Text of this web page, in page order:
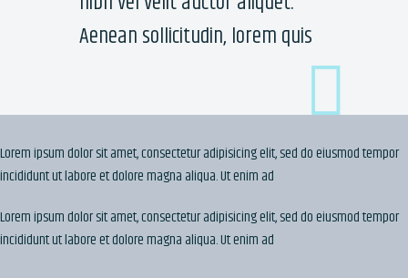
Aenean sollicitudin, lorem quis
Lorem ipsum dolor sit amet, consectetur adipisicing elit, sed do eiusmod tempor
incididunt ut labore et dolore magna aliqua. Ut enim ad
Lorem ipsum dolor sit amet, consectetur adipisicing elit, sed do eiusmod tempor
incididunt ut labore et dolore magna aliqua. Ut enim ad